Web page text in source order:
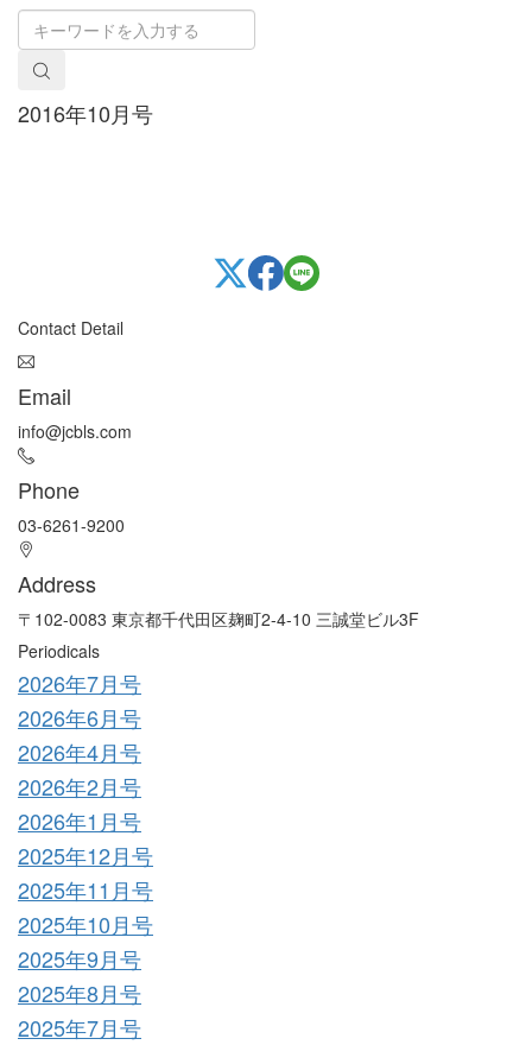
2016年10月号
Contact Detail
Email
info@jcbls.com
Phone
03-6261-9200
Address
〒102-0083 東京都千代田区麹町2-4-10 三誠堂ビル3F
Periodicals
2026年7月号
2026年6月号
2026年4月号
2026年2月号
2026年1月号
2025年12月号
2025年11月号
2025年10月号
2025年9月号
2025年8月号
2025年7月号